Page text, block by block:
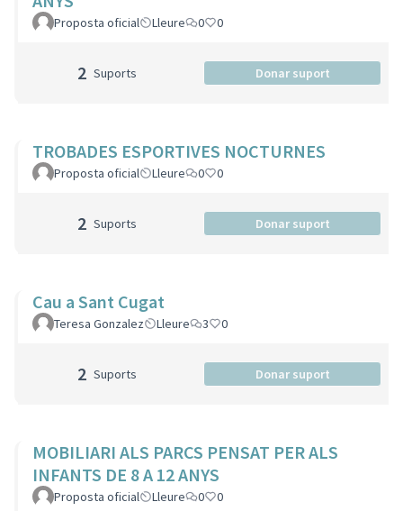
Proposta oficial Lleure 0 0
2 Suports Donar suport
TROBADES ESPORTIVES NOCTURNES
Proposta oficial Lleure 0 0
2 Suports Donar suport
Cau a Sant Cugat
Teresa Gonzalez Lleure 3 0
2 Suports Donar suport
MOBILIARI ALS PARCS PENSAT PER ALS
INFANTS DE 8 A 12 ANYS
Proposta oficial Lleure 0 0